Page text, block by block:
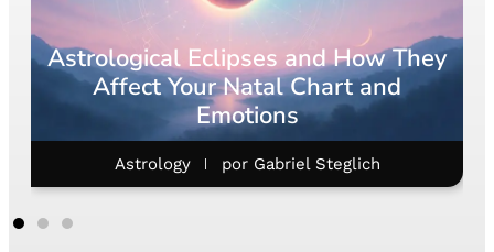
Astrological Eclipses and How They
Affect Your Natal Chart and
Emotions
Astrology por Gabriel Steglich